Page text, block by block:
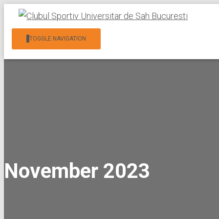
TOGGLE NAVIGATION
November 2023